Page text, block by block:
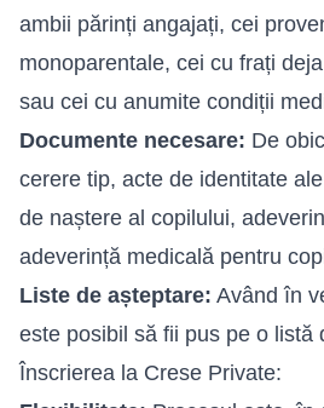
ambii părinți angajați, cei
monoparentale, cei cu frați
sau cei cu anumite condiții
Documente necesare: De
cerere tip, acte de identitate
de naștere al copilului,
adeverință medicală pentru
Liste de așteptare: Având în
este posibil să fii pus pe o listă
Înscrierea la Crese Private: